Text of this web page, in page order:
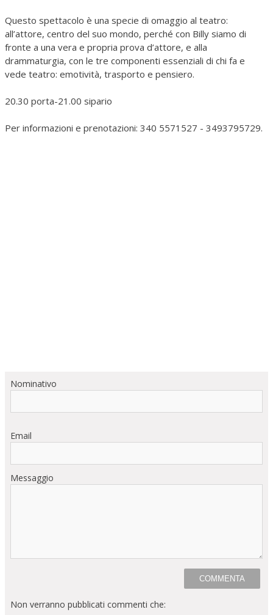
Questo spettacolo è una specie di omaggio al teatro:
all’attore, centro del suo mondo, perché con Billy siamo di
fronte a una vera e propria prova d’attore, e alla
drammaturgia, con le tre componenti essenziali di chi fa e
vede teatro: emotività, trasporto e pensiero.
20.30 porta-21.00 sipario
Per informazioni e prenotazioni: 340 5571527 - 3493795729.
Nominativo
Email
Messaggio
Non verranno pubblicati commenti che: